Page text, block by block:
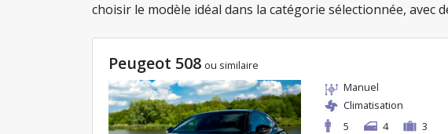
choisir le modèle idéal dans la catégorie sélectionnée,
Peugeot 508 ou similaire
Manuel
Climatisation
5
4 3